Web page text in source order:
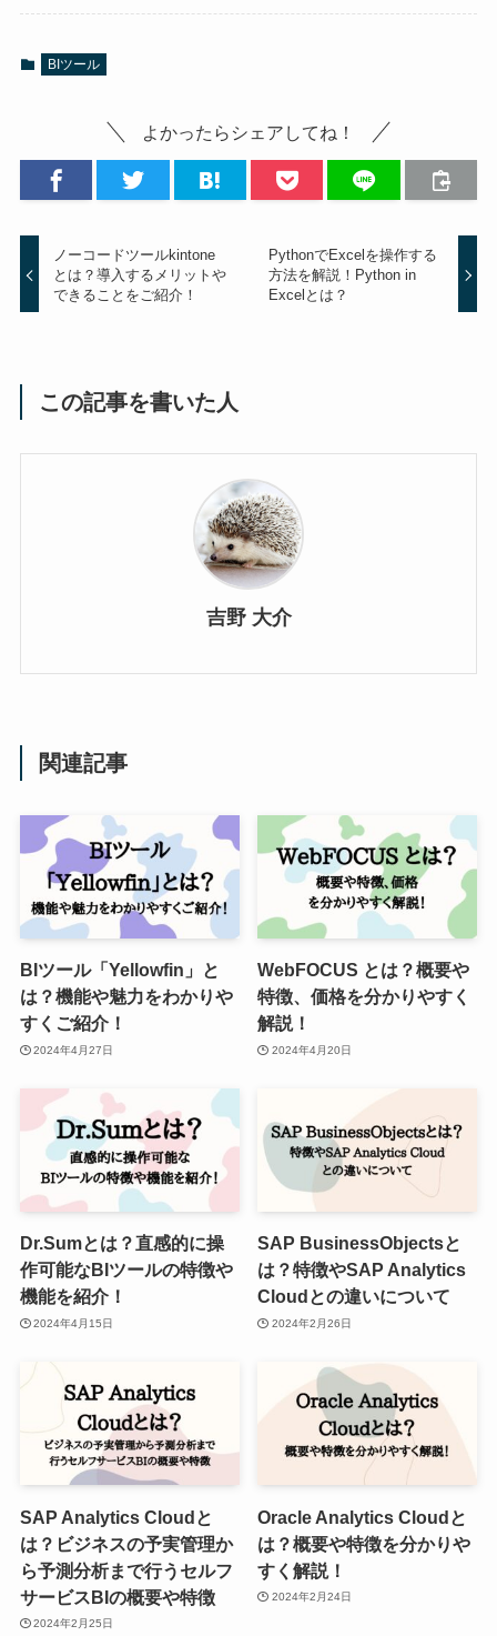
BIツール
よかったらシェアしてね！
ノーコードツールkintone
とは？導入するメリットや
できることをご紹介！
PythonでExcelを操作する
方法を解説！Python in
Excelとは？
この記事を書いた人
吉野 大介
関連記事
BIツール「Yellowfin」と
は？機能や魅力をわかりや
すくご紹介！
2024年4月27日
WebFOCUS とは？概要や
特徴、価格を分かりやすく
解説！
2024年4月20日
Dr.Sumとは？直感的に操
作可能なBIツールの特徴や
機能を紹介！
2024年4月15日
SAP BusinessObjectsと
は？特徴やSAP Analytics
Cloudとの違いについて
2024年2月26日
SAP Analytics Cloudと
は？ビジネスの予実管理か
ら予測分析まで行うセルフ
サービスBIの概要や特徴
2024年2月25日
Oracle Analytics Cloudと
は？概要や特徴を分かりや
すく解説！
2024年2月24日